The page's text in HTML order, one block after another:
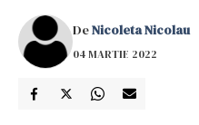
DeNicoleta Nicolau
04 MARTIE 2022